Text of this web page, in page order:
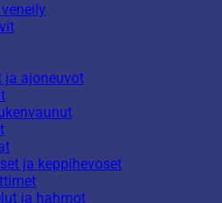
ja ajoneuvot
ja keppihevoset
ja hahmot